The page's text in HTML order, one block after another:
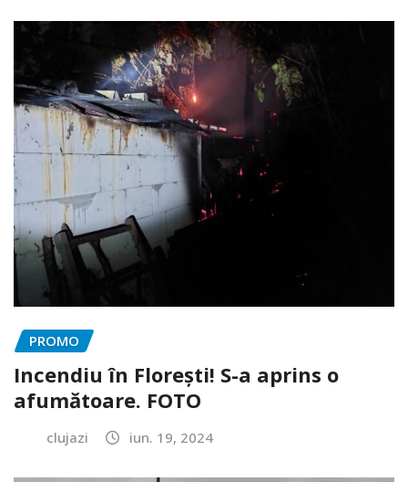
PROMO
Incendiu în Florești! S-a aprins o
afumătoare. FOTO
clujazi iun. 19, 2024